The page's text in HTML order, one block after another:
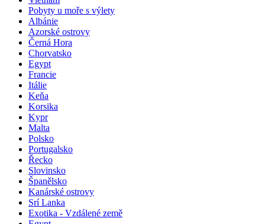
Pobyty u moře s výlety
Albánie
Azorské ostrovy
Černá Hora
Chorvatsko
Egypt
Francie
Itálie
Keňa
Korsika
Kypr
Malta
Polsko
Portugalsko
Řecko
Slovinsko
Španělsko
Kanárské ostrovy
Srí Lanka
Exotika - Vzdálené země